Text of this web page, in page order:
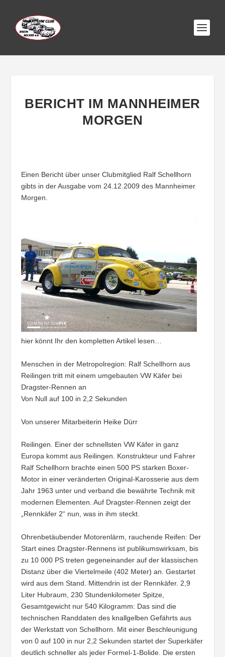
BERICHT IM MANNHEIMER
MORGEN
Einen Bericht über unser Clubmitglied Ralf Schellhorn
gibts in der Ausgabe vom 24.12.2009 des Mannheimer
Morgen.
hier könnt Ihr den kompletten Artikel lesen…
Menschen in der Metropolregion: Ralf Schellhorn aus
Reilingen tritt mit einem umgebauten VW Käfer bei
Dragster-Rennen an
Von Null auf 100 in 2,2 Sekunden
Von unserer Mitarbeiterin Heike Dürr
Reilingen. Einer der schnellsten VW Käfer in ganz
Europa kommt aus Reilingen. Konstrukteur und Fahrer
Ralf Schellhorn brachte einen 500 PS starken Boxer-
Motor in einer veränderten Original-Karosserie aus dem
Jahr 1963 unter und verband die bewährte Technik mit
modernen Elementen. Auf Dragster-Rennen zeigt der
„Rennkäfer 2“ nun, was in ihm steckt.
Ohrenbetäubender Motorenlärm, rauchende Reifen: Der
Start eines Dragster-Rennens ist publikumswirksam, bis
zu 10 000 PS treten gegeneinander auf der klassischen
Distanz über die Viertelmeile (402 Meter) an. Gestartet
wird aus dem Stand. Mittendrin ist der Rennkäfer. 2,9
Liter Hubraum, 230 Stundenkilometer Spitze,
Gesamtgewicht nur 540 Kilogramm: Das sind die
technischen Randdaten des knallgelben Gefährts aus
der Werkstatt von Schellhorn. Mit einer Beschleunigung
von 0 auf 100 in nur 2,2 Sekunden startet der Superkäfer
deutlich schneller als jeder Formel-1-Bolide. Die ersten